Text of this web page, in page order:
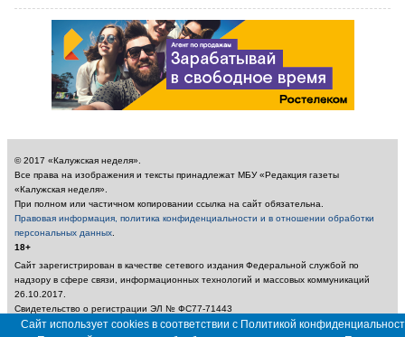
© 2017 «Калужская неделя».
Все права на изображения и тексты принадлежат МБУ «Редакция газеты
«Калужская неделя».
При полном или частичном копировании ссылка на сайт обязательна.
Правовая информация, политика конфиденциальности и в отношении обработки
персональных данных
18+
Сайт зарегистрирован в качестве сетевого издания Федеральной службой по
надзору в сфере связи, информационных технологий и массовых коммуникаций
26.10.2017.
Свидетельство о регистрации ЭЛ № ФС77-71443
Учредитель: Муниципальное бюджетное учреждение «Редакция газеты «Калужская
Сайт использует cookies в соответствии с Политикой